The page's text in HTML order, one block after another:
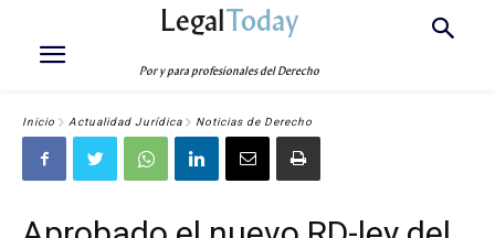
LegalToday
Por y para profesionales del Derecho
Inicio Actualidad Jurídica Noticias de Derecho